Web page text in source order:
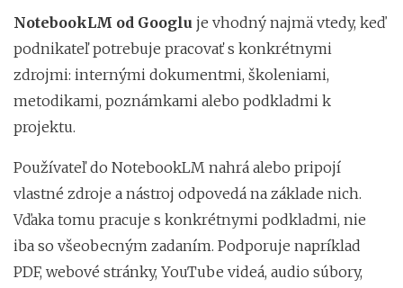
NotebookLM od Googlu je vhodný najmä vtedy, keď
podnikateľ potrebuje pracovať s konkrétnymi
zdrojmi: internými dokumentmi, školeniami,
metodikami, poznámkami alebo podkladmi k
projektu.
Používateľ do NotebookLM nahrá alebo pripojí
vlastné zdroje a nástroj odpovedá na základe nich.
Vďaka tomu pracuje s konkrétnymi podkladmi, nie
iba so všeobecným zadaním. Podporuje napríklad
PDF, webové stránky, YouTube videá, audio súbory,